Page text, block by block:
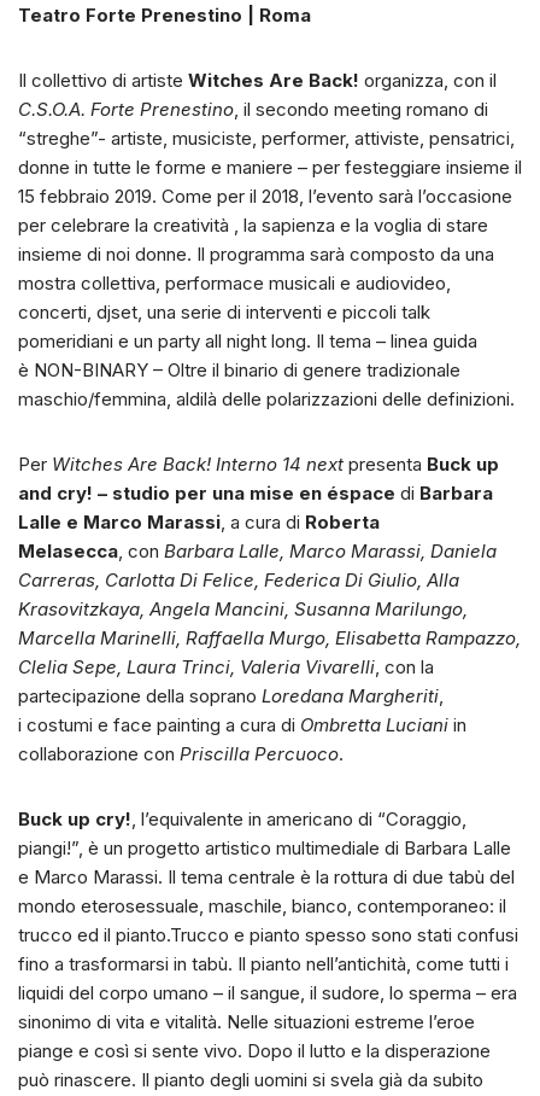
Teatro Forte Prenestino | Roma
Il collettivo di artiste Witches Are Back! organizza, con il
C.S.O.A. Forte Prenestino, il secondo meeting romano di
“streghe”- artiste, musiciste, performer, attiviste, pensatrici,
donne in tutte le forme e maniere – per festeggiare insieme il
15 febbraio 2019. Come per il 2018, l’evento sarà l’occasione
per celebrare la creatività , la sapienza e la voglia di stare
insieme di noi donne. Il programma sarà composto da una
mostra collettiva, performace musicali e audiovideo,
concerti, djset, una serie di interventi e piccoli talk
pomeridiani e un party all night long. Il tema – linea guida
è NON-BINARY – Oltre il binario di genere tradizionale
maschio/femmina, aldilà delle polarizzazioni delle definizioni.
Per Witches Are Back! Interno 14 next presenta Buck up
and cry! – studio per una mise en éspace di Barbara
Lalle e Marco Marassi, a cura di Roberta
Melasecca, con Barbara Lalle, Marco Marassi, Daniela
Carreras, Carlotta Di Felice, Federica Di Giulio, Alla
Krasovitzkaya, Angela Mancini, Susanna Marilungo,
Marcella Marinelli, Raffaella Murgo, Elisabetta Rampazzo,
Clelia Sepe, Laura Trinci, Valeria Vivarelli, con la
partecipazione della soprano Loredana Margheriti,
i costumi e face painting a cura di Ombretta Luciani in
collaborazione con Priscilla Percuoco.
Buck up cry!, l’equivalente in americano di “Coraggio,
piangi!”, è un progetto artistico multimediale di Barbara Lalle
e Marco Marassi. Il tema centrale è la rottura di due tabù del
mondo eterosessuale, maschile, bianco, contemporaneo: il
trucco ed il pianto.Trucco e pianto spesso sono stati confusi
fino a trasformarsi in tabù. Il pianto nell’antichità, come tutti i
liquidi del corpo umano – il sangue, il sudore, lo sperma – era
sinonimo di vita e vitalità. Nelle situazioni estreme l’eroe
piange e così si sente vivo. Dopo il lutto e la disperazione
può rinascere. Il pianto degli uomini si svela già da subito